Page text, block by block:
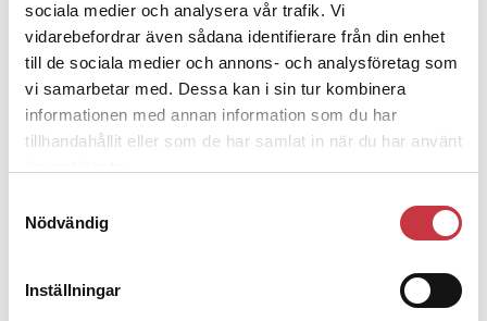
sociala medier och analysera vår trafik. Vi
vidarebefordrar även sådana identifierare från din enhet
till de sociala medier och annons- och analysföretag som
vi samarbetar med. Dessa kan i sin tur kombinera
informationen med annan information som du har
tillhandahållit eller som de har samlat in när du har använt
Nödvändig
Inställningar
Debatt
9 juli 2026
Slutreplik: Det handlar om
kunskapsstyrning – inte om forskarnas
motiv
Det är inte evidenskrav som